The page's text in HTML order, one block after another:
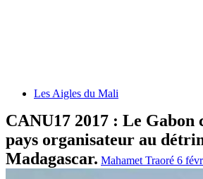
Les Aigles du Mali
CANU17 2017 : Le Gabon
pays organisateur au
Madagascar. Mahamet Traoré 6